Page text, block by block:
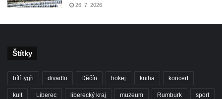
26. 7. 2026
Štítky
bílí tygři divadlo Děčín hokej kniha koncert
kult Liberec liberecký kraj muzeum Rumburk sport